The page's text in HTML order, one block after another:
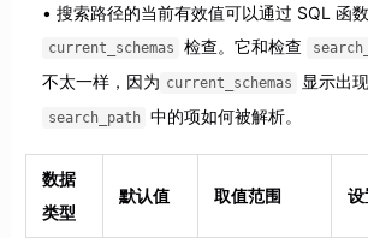
搜索路径的当前有效值可以通过 SQL 函数
current_schemas 检查。它和检查
不太一样，因为 current_schemas 显示出
search_path 中的项如何被解析。
数据
类型
默认值 取值范围 设